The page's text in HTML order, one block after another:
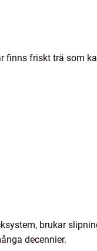
finns friskt trä som
brukar
decennier.